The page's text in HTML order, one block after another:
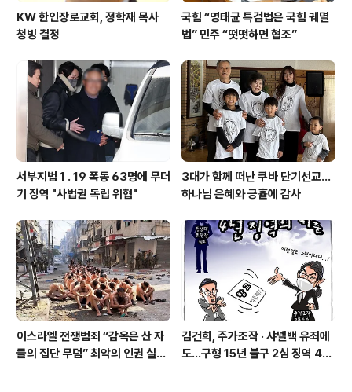
KW 한인장로교회, 정학재 목사
청빙 결정
국힘 “명태균 특검법은 국힘 궤멸
법” 민주 “떳떳하면 협조”
서부지법 1 . 19 폭동 63명에 무더
기 징역 "사법권 독립 위협"
3대가 함께 떠난 쿠바 단기선교...
하나님 은혜와 긍휼에 감사
이스라엘 전쟁범죄 “감옥은 산 자
들의 집단 무덤” 최악의 인권 실종
김건희, 주가조작 · 샤넬백 유죄에
도…구형 15년 불구 2심 징역 4년